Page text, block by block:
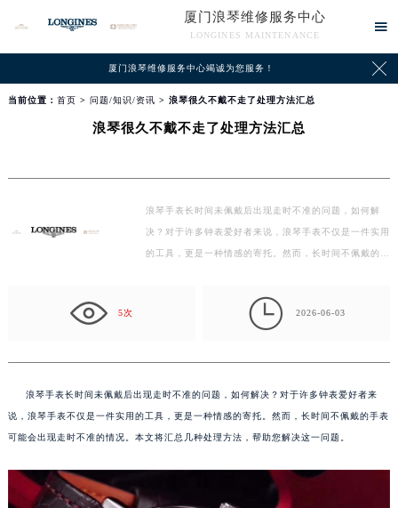
厦门浪琴维修服务中心
LONGINES MAINTENANCE

厦门浪琴维修服务中心竭诚为您服务！ 
当前位置： 首页 > 问题/知识/资讯 > 浪琴很久不戴不走了处理方法汇总
浪琴很久不戴不走了处理方法汇总
浪琴手表长时间未佩戴后出现走时不准的问题，如何解
决？对于许多钟表爱好者来说，浪琴手表不仅是一件实用
的工具，更是一种情感的寄托。然而，长时间不佩戴的手
5次  2026-06-03
浪琴手表长时间未佩戴后出现走时不准的问题，如何解决？对于许多钟表爱好者来
说，浪琴手表不仅是一件实用的工具，更是一种情感的寄托。然而，长时间不佩戴的手表
可能会出现走时不准的情况。本文将汇总几种处理方法，帮助您解决这一问题。